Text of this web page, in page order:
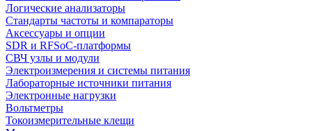
Логические анализаторы
Стандарты частоты и компараторы
Аксессуары и опции
SDR и RFSoC‑платформы
СВЧ узлы и модули
Электроизмерения и системы питания
Лабораторные источники питания
Электронные нагрузки
Вольтметры
Токоизмерительные клещи